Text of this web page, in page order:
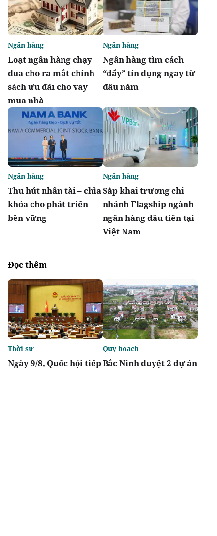
Loạt ngân hàng chạy
đua cho ra mắt chính
sách ưu đãi cho vay
mua nhà
Ngân hàng
Ngân hàng tìm cách
“đẩy” tín dụng ngay từ
đầu năm
Ngân hàng
Thu hút nhân tài – chìa
khóa cho phát triển
bền vững
Ngân hàng
Sắp khai trương chi
nhánh Flagship ngành
ngân hàng đầu tiên tại
Việt Nam
Ngân hàng
Đọc thêm
Ngày 9/8, Quốc hội tiếp
Thời sự
Bắc Ninh duyệt 2 dự án
Quy hoạch